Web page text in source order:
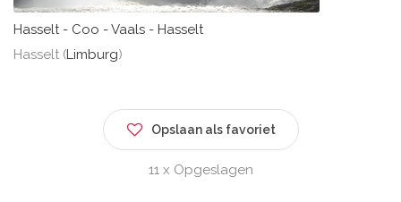
Hasselt - Coo - Vaals - Hasselt
Hasselt (Limburg)
Opslaan als favoriet
11 x Opgeslagen